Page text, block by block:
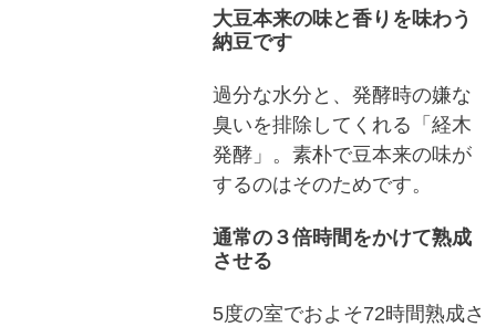
大豆本来の味と香りを味わう
納豆です
過分な水分と、発酵時の嫌な
臭いを排除してくれる「経木
発酵」。素朴で豆本来の味が
するのはそのためです。
通常の３倍時間をかけて熟成
させる
5度の室でおよそ72時間熟成さ